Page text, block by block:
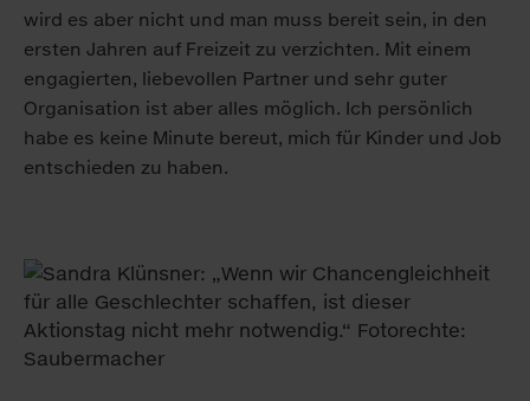
wird es aber nicht und man muss bereit sein, in den
ersten Jahren auf Freizeit zu verzichten. Mit einem
engagierten, liebe­vollen Partner und sehr guter
Organ­isation ist aber alles möglich. Ich persönlich
habe es keine Minute bereut, mich für Kinder und Job
ent­schieden zu haben.